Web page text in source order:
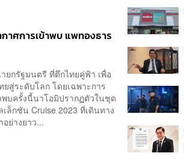
กาศการเข้าพบ แพทองธาร
ยกรัฐมนตรี ที่ตึกไทยคู่ฟ้า เพื่อ
สู่ระดับโลก โดยเฉพาะการ
บครั้งนี้นาโอมิปรากฏตัวในชุด
ล็กชัน Cruise 2023 ที่เดินทาง
ย่างยาว...